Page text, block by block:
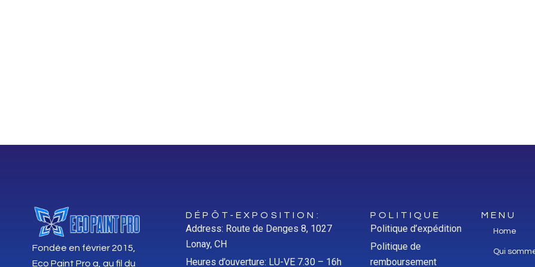
Fondée en février 2015,
Eco Paint Pro a, au fil du
DÉPÔT-EXPOSITION:
Address: Route de Denges 8, 1027
Lonay, CH
Heures d’ouverture: LU-VE 7.30 – 16h
POLITIQUE
Politique d’expédition
Politique de
remboursement
MENU
Home
Qui